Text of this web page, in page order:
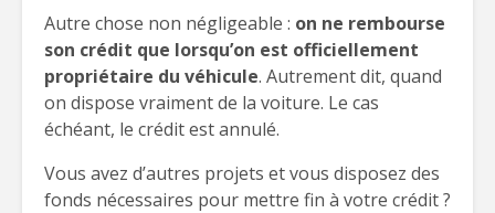
Autre chose non négligeable : on ne rembourse
son crédit que lorsqu’on est officiellement
propriétaire du véhicule. Autrement dit, quand
on dispose vraiment de la voiture. Le cas
échéant, le crédit est annulé.
Vous avez d’autres projets et vous disposez des
fonds nécessaires pour mettre fin à votre crédit ?